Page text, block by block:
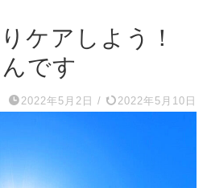
ケアしよう！
です
2022年5月2日 / 2022年5月10日